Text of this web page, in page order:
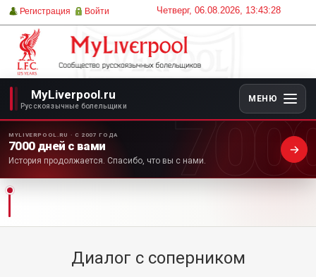
Четверг, 06.08.2026, 13:43:28
Регистрация Войти
MyLiverpool.ru
Русскоязычные болельщики
МЕНЮ
MYLIVERPOOL.RU · С 2007 ГОДА
7000 дней с вами
История продолжается. Спасибо, что вы с нами.
Диалог с соперником